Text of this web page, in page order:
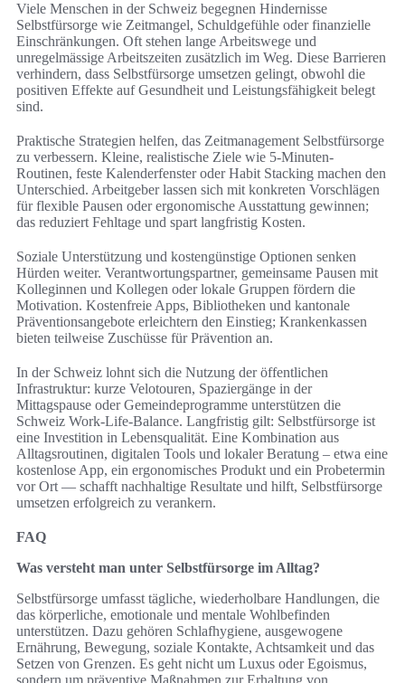
Viele Menschen in der Schweiz begegnen Hindernisse
Selbstfürsorge wie Zeitmangel, Schuldgefühle oder finanzielle
Einschränkungen. Oft stehen lange Arbeitswege und
unregelmässige Arbeitszeiten zusätzlich im Weg. Diese Barrieren
verhindern, dass Selbstfürsorge umsetzen gelingt, obwohl die
positiven Effekte auf Gesundheit und Leistungsfähigkeit belegt
sind.
Praktische Strategien helfen, das Zeitmanagement Selbstfürsorge
zu verbessern. Kleine, realistische Ziele wie 5‑Minuten-
Routinen, feste Kalenderfenster oder Habit Stacking machen den
Unterschied. Arbeitgeber lassen sich mit konkreten Vorschlägen
für flexible Pausen oder ergonomische Ausstattung gewinnen;
das reduziert Fehltage und spart langfristig Kosten.
Soziale Unterstützung und kostengünstige Optionen senken
Hürden weiter. Verantwortungspartner, gemeinsame Pausen mit
Kolleginnen und Kollegen oder lokale Gruppen fördern die
Motivation. Kostenfreie Apps, Bibliotheken und kantonale
Präventionsangebote erleichtern den Einstieg; Krankenkassen
bieten teilweise Zuschüsse für Prävention an.
In der Schweiz lohnt sich die Nutzung der öffentlichen
Infrastruktur: kurze Velotouren, Spaziergänge in der
Mittagspause oder Gemeindeprogramme unterstützen die
Schweiz Work-Life-Balance. Langfristig gilt: Selbstfürsorge ist
eine Investition in Lebensqualität. Eine Kombination aus
Alltagsroutinen, digitalen Tools und lokaler Beratung – etwa eine
kostenlose App, ein ergonomisches Produkt und ein Probetermin
vor Ort — schafft nachhaltige Resultate und hilft, Selbstfürsorge
umsetzen erfolgreich zu verankern.
FAQ
Was versteht man unter Selbstfürsorge im Alltag?
Selbstfürsorge umfasst tägliche, wiederholbare Handlungen, die
das körperliche, emotionale und mentale Wohlbefinden
unterstützen. Dazu gehören Schlafhygiene, ausgewogene
Ernährung, Bewegung, soziale Kontakte, Achtsamkeit und das
Setzen von Grenzen. Es geht nicht um Luxus oder Egoismus,